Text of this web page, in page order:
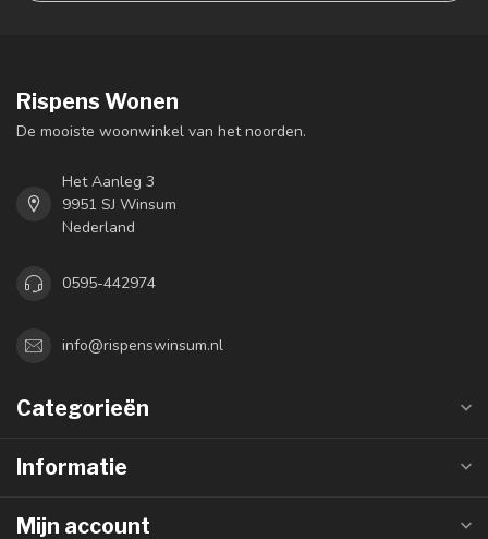
Rispens Wonen
De mooiste woonwinkel van het noorden.
Het Aanleg 3
9951 SJ Winsum
Nederland
0595-442974
info@rispenswinsum.nl
Categorieën
Informatie
Mijn account